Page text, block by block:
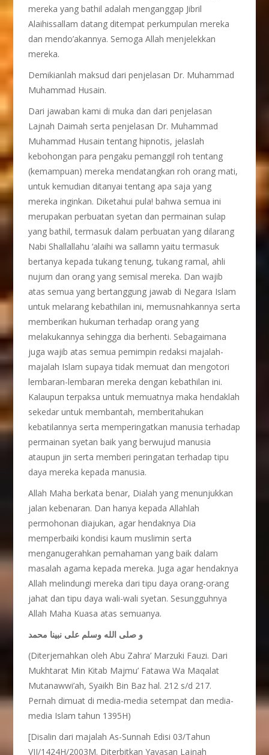
mereka yang bathil adalah menganggap Jibril
Alaihissallam datang ditempat perkumpulan mereka
dan mendo’akannya. Semoga Allah menjelekkan
mereka.
Demikianlah maksud dari penjelasan Dr. Muhammad
Muhammad Husain.
Dari jawaban kami di muka dan dari penjelasan
Lajnah Daimah serta penjelasan Dr. Muhammad
Muhammad Husain tentang hipnotis, jelaslah
kebohongan para pengaku pemanggil roh tentang
(kemampuan) mereka mendatangkan roh orang mati,
untuk kemudian ditanyai tentang apa saja yang
mereka inginkan. Diketahui pula! bahwa semua ini
merupakan perbuatan syetan dan permainan sulap
yang bathil, termasuk dalam perbuatan yang dilarang
Nabi Shallallahu ‘alaihi wa sallamn yaitu termasuk
bertanya kepada tukang tenung, tukang ramal, ahli
nujum dan orang yang semisal mereka. Dan wajib
atas semua yang bertanggung jawab di Negara Islam
untuk melarang kebathilan ini, memusnahkannya serta
memberikan hukuman terhadap orang yang
melakukannya sehingga dia berhenti. Sebagaimana
juga wajib atas semua pemimpin redaksi majalah-
majalah Islam supaya tidak memuat dan mengotori
lembaran-lembaran mereka dengan kebathilan ini.
Kalaupun terpaksa untuk memuatnya maka hendaklah
sekedar untuk membantah, memberitahukan
kebatilannya serta memperingatkan manusia terhadap
permainan syetan baik yang berwujud manusia
ataupun jin serta memberi peringatan terhadap tipu
daya mereka kepada manusia.
Allah Maha berkata benar, Dialah yang menunjukkan
jalan kebenaran. Dan hanya kepada Allahlah
permohonan diajukan, agar hendaknya Dia
memperbaiki kondisi kaum muslimin serta
menganugerahkan pemahaman yang baik dalam
masalah agama kepada mereka. Juga agar hendaknya
Allah melindungi mereka dari tipu daya orang-orang
jahat dan tipu daya wali-wali syetan. Sesungguhnya
Allah Maha Kuasa atas semuanya.
و صلى الله وسلم على نبينا محمد
(Diterjemahkan oleh Abu Zahra’ Marzuki Fauzi. Dari
Mukhtarat Min Kitab Majmu’ Fatawa Wa Maqalat
Mutanawwi’ah, Syaikh Bin Baz hal. 212 s/d 217.
Pernah dimuat di media-media setempat dan media-
media Islam tahun 1395H)
[Disalin dari majalah As-Sunnah Edisi 03/Tahun
VII/1424H/2003M. Diterbitkan Yayasan Lajnah